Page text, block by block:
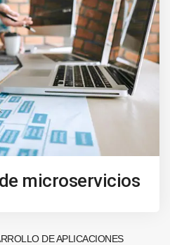
microservicios
DE APLICACIONES